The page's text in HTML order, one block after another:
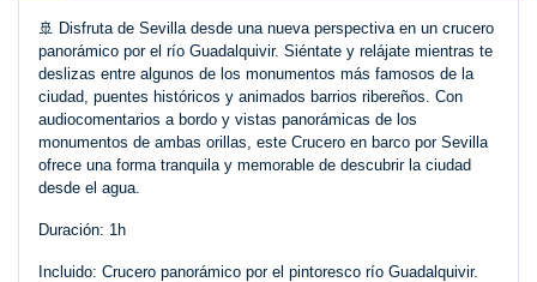
🚢 Disfruta de Sevilla desde una nueva perspectiva en un crucero
panorámico por el río Guadalquivir. Siéntate y relájate mientras te
deslizas entre algunos de los monumentos más famosos de la
ciudad, puentes históricos y animados barrios ribereños. Con
audiocomentarios a bordo y vistas panorámicas de los
monumentos de ambas orillas, este Crucero en barco por Sevilla
ofrece una forma tranquila y memorable de descubrir la ciudad
desde el agua.
Duración: 1h
Incluido: Crucero panorámico por el pintoresco río Guadalquivir.